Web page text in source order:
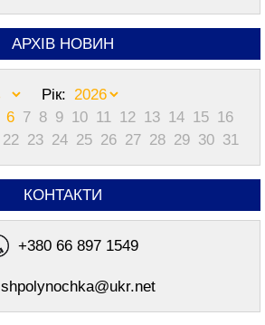
АРХІВ НОВИН
Рік:
6 7 8 9 10 11 12 13 14 15 16
22 23 24 25 26 27 28 29 30 31
КОНТАКТИ
+380 66 897 1549
shpolynochka@ukr.net